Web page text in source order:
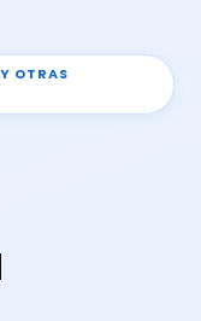
OTRAS